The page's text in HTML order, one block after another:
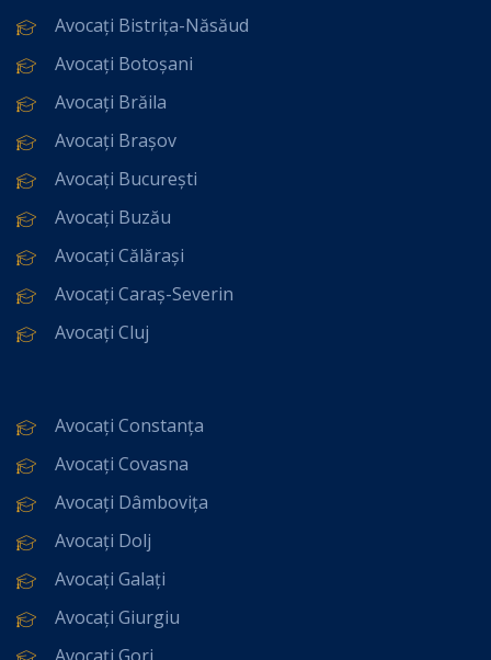
Avocați Bistrița-Năsăud
Avocați Botoșani
Avocați Brăila
Avocați Brașov
Avocați București
Avocați Buzău
Avocați Călărași
Avocați Caraș-Severin
Avocați Cluj
Avocați Constanța
Avocați Covasna
Avocați Dâmbovița
Avocați Dolj
Avocați Galați
Avocați Giurgiu
Avocați Gorj